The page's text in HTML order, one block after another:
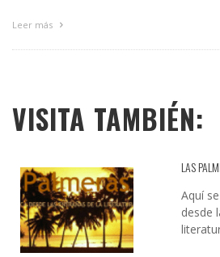
Leer más
VISITA TAMBIÉN:
LAS
Aquí
desde